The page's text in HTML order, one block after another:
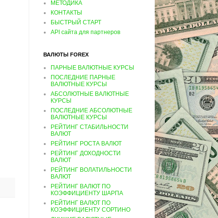
МЕТОДИКА
КОНТАКТЫ
БЫСТРЫЙ СТАРТ
API сайта для партнеров
ВАЛЮТЫ FOREX
ПАРНЫЕ ВАЛЮТНЫЕ КУРСЫ
ПОСЛЕДНИЕ ПАРНЫЕ
ВАЛЮТНЫЕ КУРСЫ
АБСОЛЮТНЫЕ ВАЛЮТНЫЕ
КУРСЫ
ПОСЛЕДНИЕ АБСОЛЮТНЫЕ
ВАЛЮТНЫЕ КУРСЫ
РЕЙТИНГ СТАБИЛЬНОСТИ
ВАЛЮТ
РЕЙТИНГ РОСТА ВАЛЮТ
РЕЙТИНГ ДОХОДНОСТИ
ВАЛЮТ
РЕЙТИНГ ВОЛАТИЛЬНОСТИ
ВАЛЮТ
РЕЙТИНГ ВАЛЮТ ПО
КОЭФФИЦИЕНТУ ШАРПА
РЕЙТИНГ ВАЛЮТ ПО
КОЭФФИЦИЕНТУ СОРТИНО